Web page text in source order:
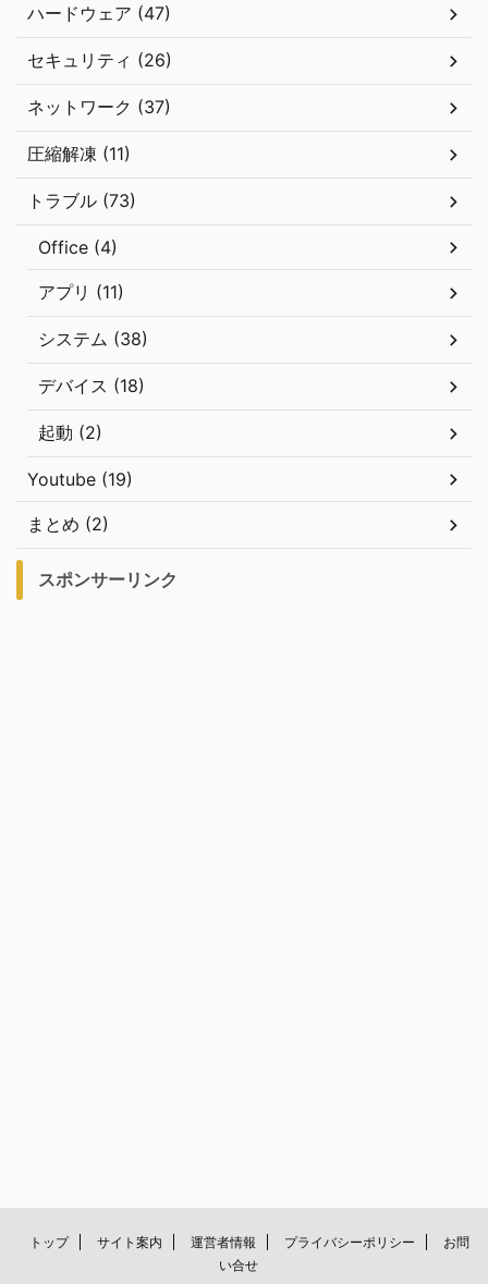
ハードウェア (47)
セキュリティ (26)
ネットワーク (37)
圧縮解凍 (11)
トラブル (73)
Office (4)
アプリ (11)
システム (38)
デバイス (18)
起動 (2)
Youtube (19)
まとめ (2)
スポンサーリンク
トップ サイト案内 運営者情報 プライバシーポリシー
お問
い合せ